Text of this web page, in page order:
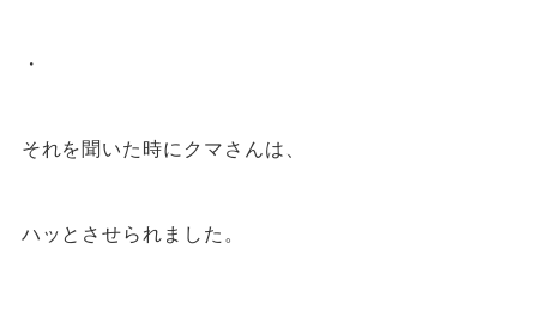
・
それを聞いた時にクマさんは、
ハッとさせられました。